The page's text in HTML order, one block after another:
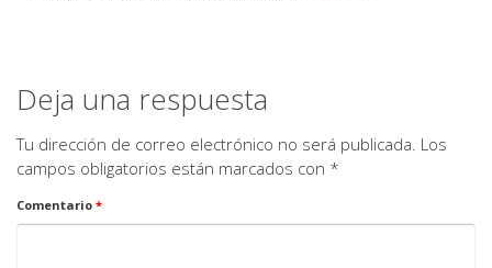
Deja una respuesta
Tu dirección de correo electrónico no será publicada. Los
campos obligatorios están marcados con *
Comentario *